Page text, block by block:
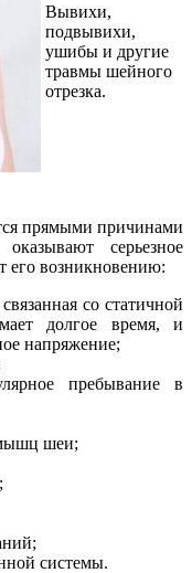
Вывихи,
подвывихи,
ушибы и другие
травмы шейного
отрезка.
прямыми причинами
серьезное
его возникновению:
со статичной
долгое время, и
напряжение;
пребывание в
шеи;
системы.